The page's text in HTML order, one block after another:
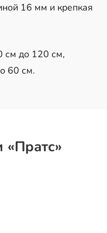
16 мм и крепкая
см до 120 см,
60 см.
«Пратс»